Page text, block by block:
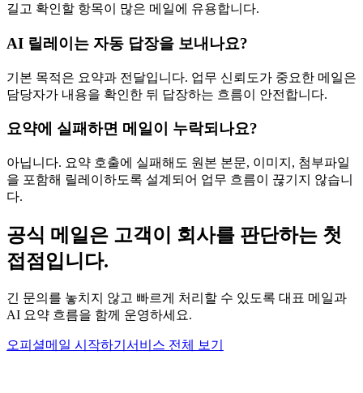
길고 확인할 항목이 많은 메일에 유용합니다.
AI 릴레이는 자동 답장을 보내나요?
기본 목적은 요약과 전달입니다. 업무 신뢰도가 중요한 메일은
담당자가 내용을 확인한 뒤 답장하는 흐름이 안전합니다.
요약에 실패하면 메일이 누락되나요?
아닙니다. 요약 호출에 실패해도 원본 본문, 이미지, 첨부파일
을 포함해 릴레이하도록 설계되어 업무 흐름이 끊기지 않습니
다.
공식 메일은 고객이 회사를 판단하는 첫
접점입니다.
긴 문의를 놓치지 않고 빠르게 처리할 수 있도록 대표 메일과
AI 요약 흐름을 함께 운영하세요.
오피셜메일 시작하기 서비스 전체 보기